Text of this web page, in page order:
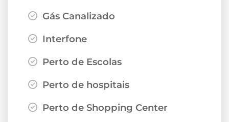
Gás Canalizado
Interfone
Perto de Escolas
Perto de hospitais
Perto de Shopping Center